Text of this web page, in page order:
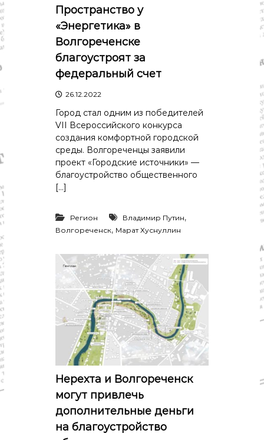
Пространство у
«Энергетика» в
Волгореченске
благоустроят за
федеральный счет
26.12.2022
Город стал одним из победителей
VII Всероссийского конкурса
создания комфортной городской
среды. Волгореченцы заявили
проект «Городские источники» —
благоустройство общественного
[…]
Регион Владимир Путин,
Волгореченск, Марат Хуснуллин
Нерехта и Волгореченск
могут привлечь
дополнительные деньги
на благоустройство